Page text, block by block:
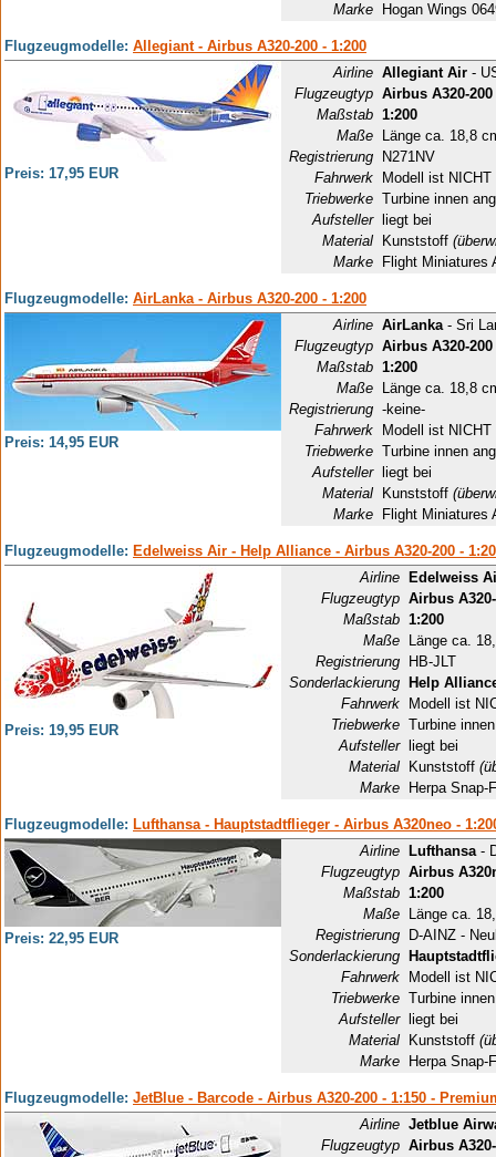
Marke
Hogan Wings
Flugzeugmodelle: Allegiant - Airbus A320-200 - 1:200
Preis: 17,95 EUR
Airline Allegiant Air -
Flugzeugtyp Airbus A320-200
Maßstab 1:200
Maße
Länge ca. 18,8
Registrierung
N271NV
Fahrwerk
Modell ist
Triebwerke Turbine innen
Aufsteller
liegt bei
Material
Kunststoff
Marke
Flight Miniatures
Flugzeugmodelle: AirLanka - Airbus A320-200 - 1:200
Preis: 14,95 EUR
Airline AirLanka- Sri
Flugzeugtyp Airbus A320-200
Maßstab 1:200
Maße
Länge ca. 18,8
Registrierung -keine-
Fahrwerk
Modell ist
Triebwerke Turbine innen
Aufsteller
liegt bei
Material
Kunststoff
Marke
Flight Miniatures
Flugzeugmodelle: Edelweiss Air - Help Alliance - Airbus A320-200 -
Preis: 19,95 EUR
Airline
Edelweiss
Flugzeugtyp Airbus
Maßstab 1:200
Maße
Länge ca.
Registrierung
HB-JLT
Sonderlackierung
Help
Fahrwerk
Modell ist
Triebwerke Turbine
Aufsteller
liegt bei
Material
Kunststoff
Marke
Herpa Snap-
Flugzeugmodelle: Lufthansa - Hauptstadtflieger - Airbus A320neo -
Preis: 22,95 EUR
Airline Lufthansa-
Flugzeugtyp Airbus
Maßstab 1:200
Maße
Länge ca.
Registrierung
D-AINZ -
Sonderlackierung
Fahrwerk
Modell ist
Triebwerke Turbine
Aufsteller
liegt bei
Material
Kunststoff
Marke
Herpa Snap-
Flugzeugmodelle: JetBlue - Barcode - Airbus A320-200 - 1:150 -
Airline Jetblue
Flugzeugtyp Airbus